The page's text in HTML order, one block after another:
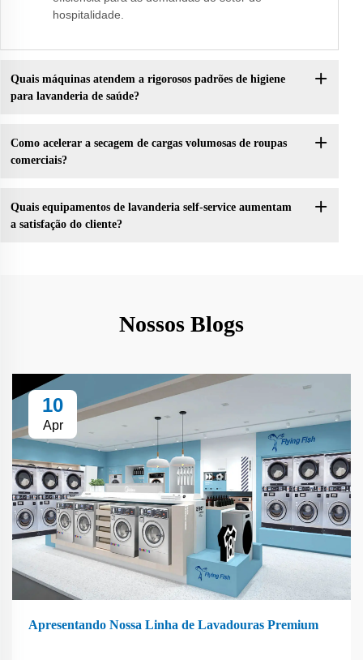
hospitalidade.
Quais máquinas atendem a rigorosos padrões de higiene
para lavanderia de saúde?
Como acelerar a secagem de cargas volumosas de roupas
comerciais?
Quais equipamentos de lavanderia self-service aumentam
a satisfação do cliente?
Nossos Blogs
10
Apr
Apresentando Nossa Linha de Lavadouras Premium